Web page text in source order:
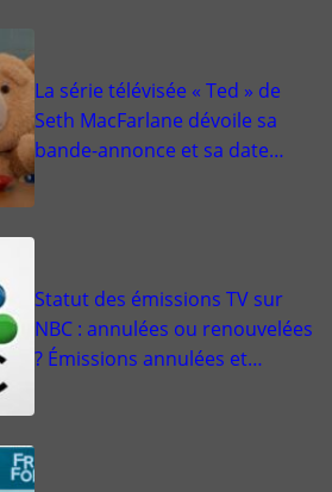
La série télévisée « Ted » de
Seth MacFarlane dévoile sa
bande-annonce et sa date…
Statut des émissions TV sur
NBC : annulées ou renouvelées
? Émissions annulées et…